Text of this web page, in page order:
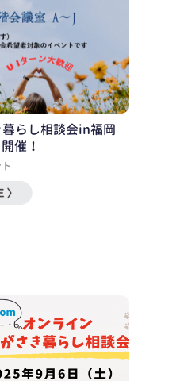
暮らし相談会in福岡
催！